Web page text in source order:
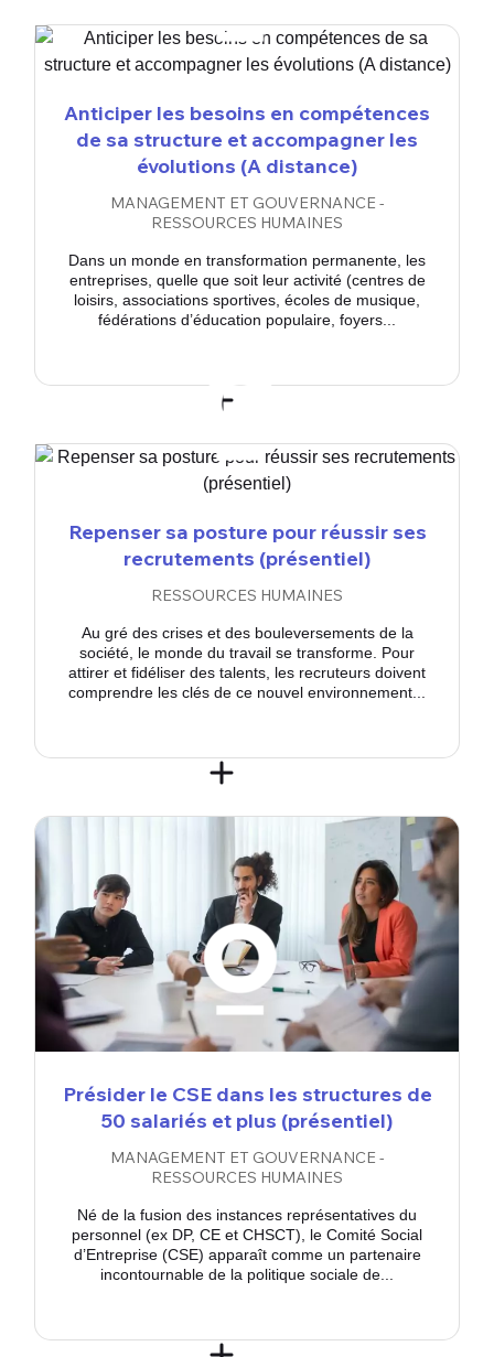
Anticiper les besoins en compétences
de sa structure et accompagner les
évolutions (A distance)
MANAGEMENT ET GOUVERNANCE -
RESSOURCES HUMAINES
Dans un monde en transformation permanente, les
entreprises, quelle que soit leur activité (centres de
loisirs, associations sportives, écoles de musique,
fédérations d’éducation populaire, foyers...
Repenser sa posture pour réussir ses
recrutements (présentiel)
RESSOURCES HUMAINES
Au gré des crises et des bouleversements de la
société, le monde du travail se transforme. Pour
attirer et fidéliser des talents, les recruteurs doivent
comprendre les clés de ce nouvel environnement...
Présider le CSE dans les structures de
50 salariés et plus (présentiel)
MANAGEMENT ET GOUVERNANCE -
RESSOURCES HUMAINES
Né de la fusion des instances représentatives du
personnel (ex DP, CE et CHSCT), le Comité Social
d’Entreprise (CSE) apparaît comme un partenaire
incontournable de la politique sociale de...